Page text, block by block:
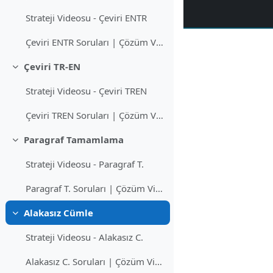
Strateji Videosu - Çeviri ENTR
Çeviri ENTR Soruları | Çözüm Videoları
Daralt
Çeviri TR-EN
Strateji Videosu - Çeviri TREN
Çeviri TREN Soruları | Çözüm Videoları
Daralt
Paragraf Tamamlama
Strateji Videosu - Paragraf T.
Paragraf T. Soruları | Çözüm Videoları
Daralt
Alakasız Cümle
Strateji Videosu - Alakasız C.
Alakasız C. Soruları | Çözüm Videoları